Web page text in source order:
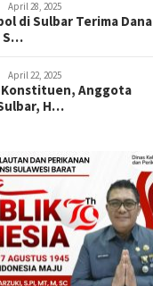
April 28, 2025
di Sulbar Terima Dana
S…
April 22, 2025
Konstituen, Anggota
H…